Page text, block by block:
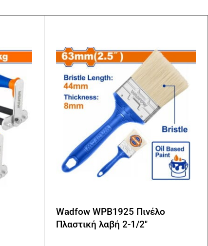
Wadfow WPB1925 Πινέλο
Πλαστική λαβή 2-1/2″